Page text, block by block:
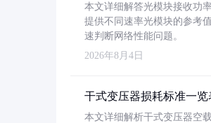
本文详细解答光模块接收功
提供不同速率光模块的参考
速判断网络性能问题。
2026年8月4日
干式变压器损耗标准一
本文详细解析干式变压器空